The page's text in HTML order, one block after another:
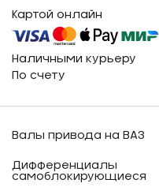
Картой онлайн
Наличными курьеру
По счету
Валы привода на ВАЗ
Дифференциалы
самоблокирующиеся